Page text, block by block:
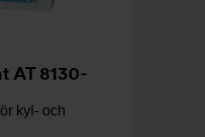
AT 8130-
kyl- och